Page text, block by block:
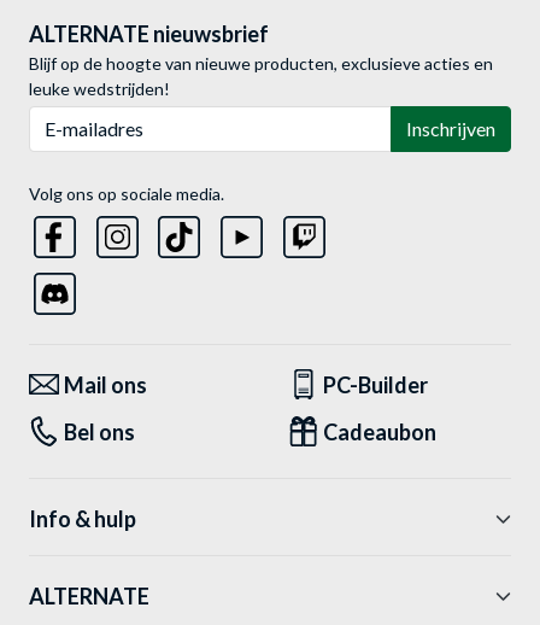
ALTERNATE nieuwsbrief
Blijf op de hoogte van nieuwe producten, exclusieve acties en
leuke wedstrijden!
Inschrijven
Volg ons op sociale media.
Mail ons
PC-Builder
Bel ons
Cadeaubon
Info & hulp
ALTERNATE